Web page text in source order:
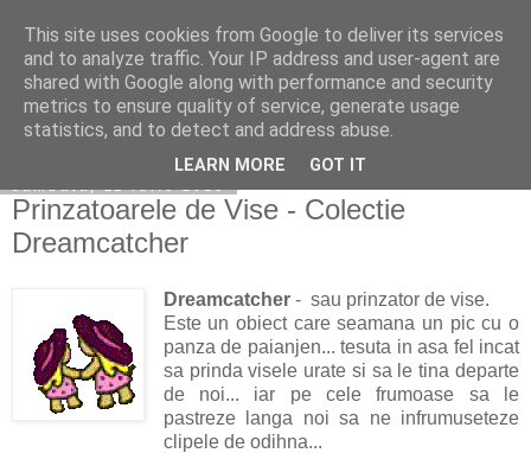
Copilarim
Prinzatoarele de Vise - Colectie
Dreamcatcher
Dreamcatcher- sau prinzator de vise.
Este un obiect care seamana un pic cu o
panza de paianjen... tesuta in asa fel incat
sa prinda visele urate si sa le tina departe
de noi... iar pe cele frumoase sa le
pastreze langa noi sa ne infrumuseteze
clipele de odihna...
This site uses cookies from Google to deliver its services
and to analyze traffic. Your IP address and user-agent are
shared with Google along with performance and security
metrics to ensure quality of service, generate usage
statistics, and to detect and address abuse.
LEARN MORE GOT IT